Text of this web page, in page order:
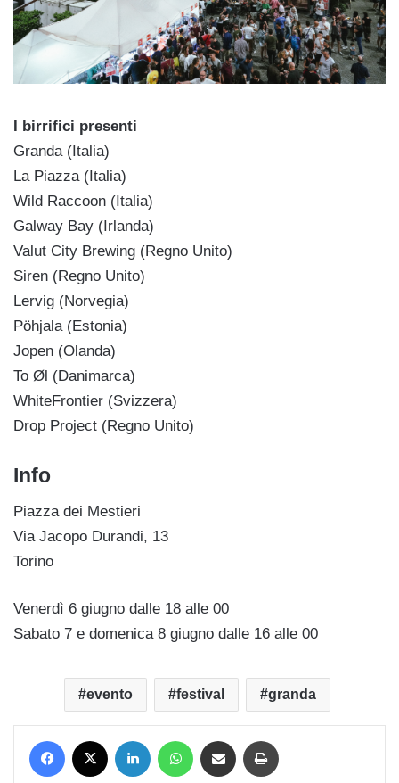
I birrifici presenti
Granda (Italia)
La Piazza (Italia)
Wild Raccoon (Italia)
Galway Bay (Irlanda)
Valut City Brewing (Regno Unito)
Siren (Regno Unito)
Lervig (Norvegia)
Pöhjala (Estonia)
Jopen (Olanda)
To Øl (Danimarca)
WhiteFrontier (Svizzera)
Drop Project (Regno Unito)
Info
Piazza dei Mestieri
Via Jacopo Durandi, 13
Torino
Venerdì 6 giugno dalle 18 alle 00
Sabato 7 e domenica 8 giugno dalle 16 alle 00
evento festival granda
Facebook LinkedIn WhatsApp Condividi via mail